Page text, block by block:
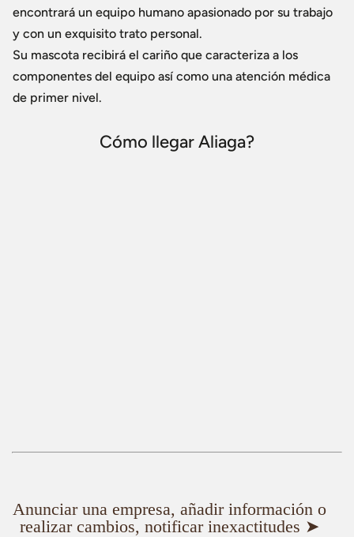
encontrará un equipo humano apasionado por su trabajo
y con un exquisito trato personal.
Su mascota recibirá el cariño que caracteriza a los
componentes del equipo así como una atención médica
de primer nivel.
Cómo llegar Aliaga?
Anunciar una empresa, añadir información o
realizar cambios, notificar inexactitudes ➤